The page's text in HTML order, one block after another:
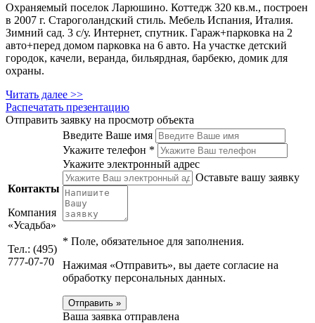
Охраняемый поселок Ларюшино. Коттедж 320 кв.м., построен
в 2007 г. Староголандский стиль. Мебель Испания, Италия.
Зимний сад. 3 с/у. Интернет, спутник. Гараж+парковка на 2
авто+перед домом парковка на 6 авто. На участке детский
городок, качели, веранда, бильярдная, барбекю, домик для
охраны.
Читать далее >>
Распечатать презентацию
Отправить заявку на просмотр объекта
Контакты
Компания
«Усадьба»
Тел.: (495)
777-07-70
Введите Ваше имя
Укажите телефон *
Укажите электронный адрес
Оставьте вашу заявку
* Поле, обязательное для заполнения.
Нажимая «Отправить», вы даете согласие на
обработку персональных данных.
Отправить »
Ваша заявка отправлена